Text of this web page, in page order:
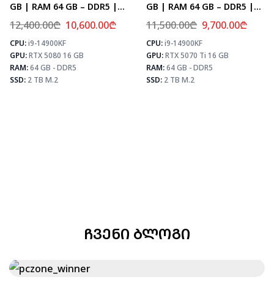
GB | RAM 64 GB – DDR5 |
Z790 | SSD 2 TB M.2
12,400.00₾ 10,600.00₾
CPU:i9-14900KF
GPU:RTX 5080 16 GB
RAM:64 GB - DDR5
SSD: 2 TB M.2
⚡ MAX FPS
CS2
504
PUBG
307
Fortnite
361
GB | RAM 64 GB – DDR5 |
Z790 | SSD 2 TB M.2
11,500.00₾ 9,700.00₾
CPU:i9-14900KF
GPU:RTX 5070 Ti 16 GB
RAM:64 GB - DDR5
SSD: 2 TB M.2
ᲩᲕᲔᲜᲘ ᲑᲚᲝᲒᲘ